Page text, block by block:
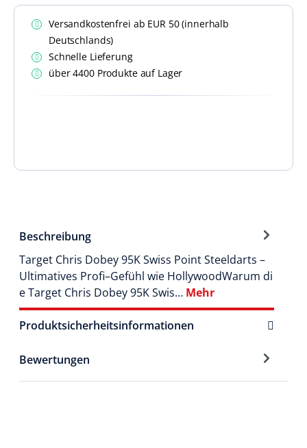
Beschreibung
Target Chris Dobey 95K Swiss Point Steeldarts –
Ultimatives Profi–Gefühl wie HollywoodWarum di
e Target Chris Dobey 95K Swis… Mehr
Produktsicherheitsinformationen
Bewertungen
Versandkostenfrei ab EUR 50 (innerhalb
Deutschlands)
Schnelle Lieferung
über 4400 Produkte auf Lager